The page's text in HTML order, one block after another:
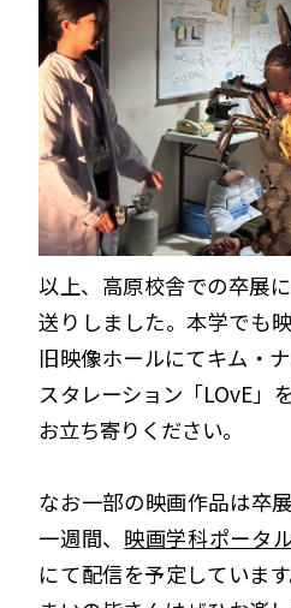
以上、高原校舎での卒展
送りしました。本学でも
旧映像ホールにてキム・
スタレーション「LOvE」
お立ち寄りください。
なお一部の映画作品は卒
一週間、 映画学科ポータ
にて配信を予定していま